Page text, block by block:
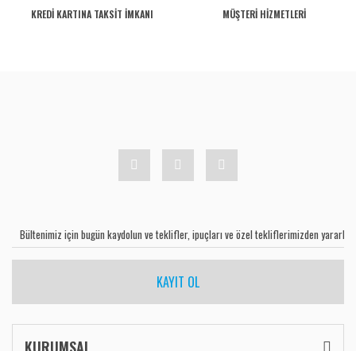
KREDİ KARTINA TAKSİT İMKANI MÜŞTERİ HİZMETLERİ
KAYIT OL